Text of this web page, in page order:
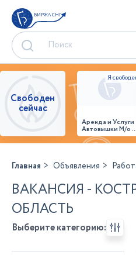
БИРЖА СНГ
Свободен
сейчас
Аренда и Услуги
Автовышки М/о г.
Домодедово
26,28,32 место
Главная Объявления
ВАКАНСИЯ -
ОБЛАСТЬ
Выберите категорию: